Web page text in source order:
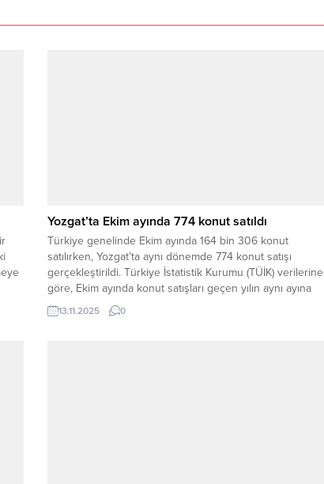
Yozgat’ta Ekim ayında 774 konut satıldı
Türkiye genelinde Ekim ayında 164 bin 306 konut
satılırken, Yozgat’ta aynı dönemde 774 konut satışı
gerçekleştirildi. Türkiye İstatistik Kurumu (TÜİK) verilerine
göre, Ekim ayında konut satışları geçen yılın aynı ayına
göre %0,5 oranında azalarak 164 bin 306 oldu. Konut
satış sayısının en fazla olduğu iller sırasıyla İstanbul (26
13.11.2025 0